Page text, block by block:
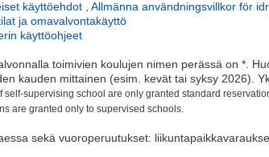
käyttöehdot
Allmänna användningsvillkor för
ja omavalvontakäyttö
käyttöohjeet
toimivien koulujen nimen perässä on *.
kauden mittainen (esim. kevät tai syksy 2026).
self-supervising school are only granted standard
are granted only to supervised schools.
sekä vuoroperuutukset: